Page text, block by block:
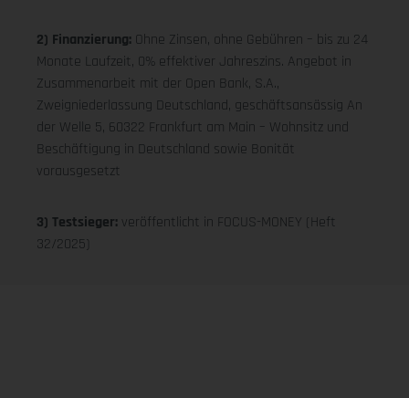
2) Finanzierung: Ohne Zinsen, ohne Gebühren – bis zu 24
Monate Laufzeit, 0% effektiver Jahreszins. Angebot in
Zusammenarbeit mit der Open Bank, S.A.,
Zweigniederlassung Deutschland, geschäftsansässig An
der Welle 5, 60322 Frankfurt am Main – Wohnsitz und
Beschäftigung in Deutschland sowie Bonität
vorausgesetzt
3) Testsieger: veröffentlicht in FOCUS-MONEY (Heft
32/2025)